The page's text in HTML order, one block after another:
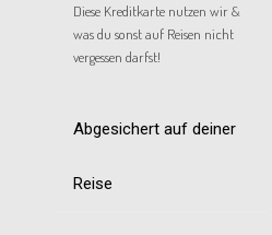
Diese Kreditkarte nutzen wir &
was du sonst auf Reisen nicht
vergessen darfst!
Abgesichert auf deiner
Reise